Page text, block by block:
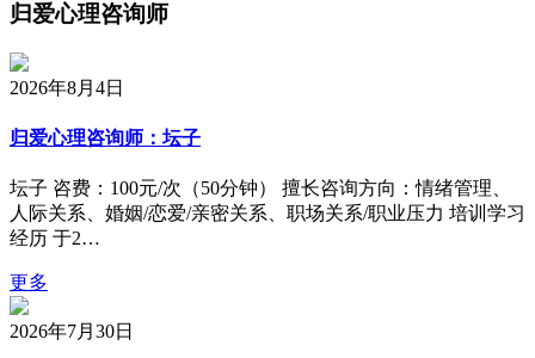
归爱心理咨询师
2026年8月4日
归爱心理咨询师：坛子
坛子 咨费：100元/次（50分钟） 擅长咨询方向：情绪管理、
人际关系、婚姻/恋爱/亲密关系、职场关系/职业压力 培训学习
经历 于2…
更多
2026年7月30日